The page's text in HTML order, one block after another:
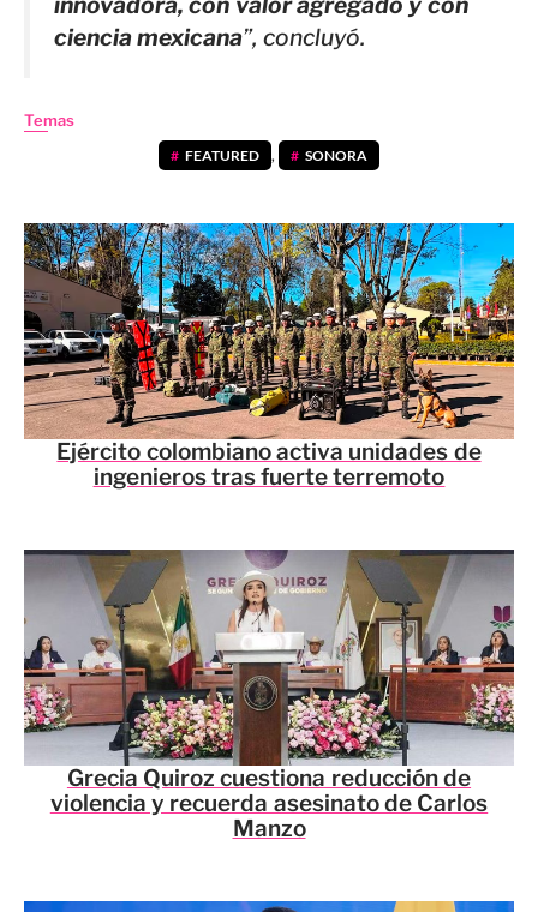
ciencia mexicana”, concluyó.
Temas
FEATURED , SONORA
Ejército colombiano activa unidades de
ingenieros tras fuerte terremoto
Grecia Quiroz cuestiona reducción de
violencia y recuerda asesinato de Carlos
Manzo